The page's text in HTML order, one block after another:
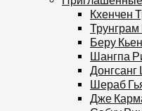
Кхенчен
Беру
Шангпа
Шераб
Дже